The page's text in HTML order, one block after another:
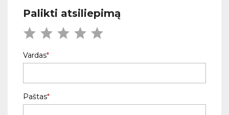
Palikti atsiliepimą
Vardas
Paštas